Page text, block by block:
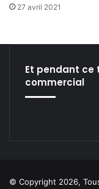
27 avril 2021
Et pendant ce
commercial
© Copyright 2026,